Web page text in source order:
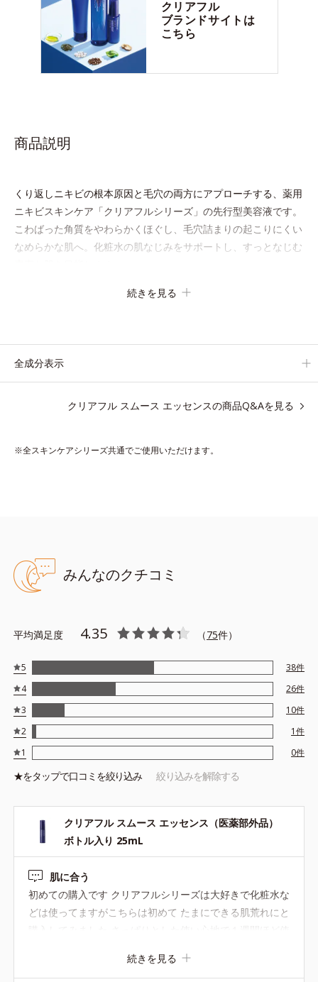
クリアフル
ブランドサイトは
こちら
商品説明
くり返しニキビの根本原因と毛穴の両方にアプローチする、薬用
ニキビスキンケア「クリアフルシリーズ」の先行型美容液です。
こわばった角質をやわらかくほぐし、毛穴詰まりの起こりにくい
なめらかな肌へ。化粧水の肌なじみをサポートし、すっとなじむ
植物由来成分や「ナノVCショットカプセル」を採用。
【ご使用ステップ】
※アレルギーテスト済＝全ての方にアレルギーがおきないという
●無油分、無香料、無着色 ●合成界面活性剤不使用 ●アルコールフリ
水型コラーゲン＝肌にうるおいとハリを与える保湿成分 ●ハトムギ
エエキス＝植物性保湿成分 ●ナノVCショットカプセル=肌をなめら
かに整える整肌成分 ●スムーストリートメント成分=肌をなめらか
に整える保湿成分 ●ブーストサポート成分 ●発酵植物エキス
ことではありません。
※ノンコメドジェニックテスト済＝すべての人にコメド（ニキビの
続きを見る
全成分表示
クリアフル スムース エッセンスの商品Q&Aを見る
※全スキンケアシリーズ共通でご使用いただけます。
みんなのクチコミ
平均満足度 4.35 （75件）
5 38件
4
26件
3
10件
2
1件
1
0件
★をタップで口コミを絞り込み 絞り込みを解除する
クリアフル スムース エッセンス（医薬部外品）
ボトル入り 25mL
肌に合う
初めての購入です クリアフルシリーズは大好きで化粧水な
どは使ってますがこちらは初めて たまにできる肌荒れにと
かったなと思える商品 詰め替えがあるのもいいですね◎
続きを見る